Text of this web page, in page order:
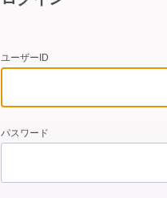
ユーザーID
パスワード